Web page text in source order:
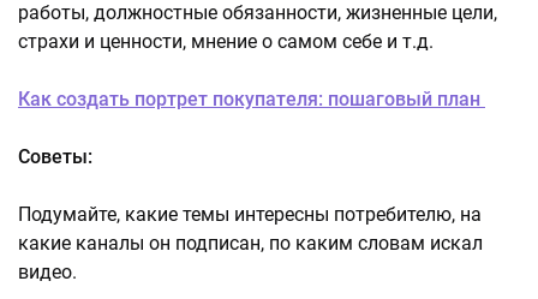
работы, должностные обязанности, жизненные цели,
страхи и ценности, мнение о самом себе и т.д.
Как создать портрет покупателя: пошаговый план
Советы:
Подумайте, какие темы интересны потребителю, на
какие каналы он подписан, по каким словам искал
видео.